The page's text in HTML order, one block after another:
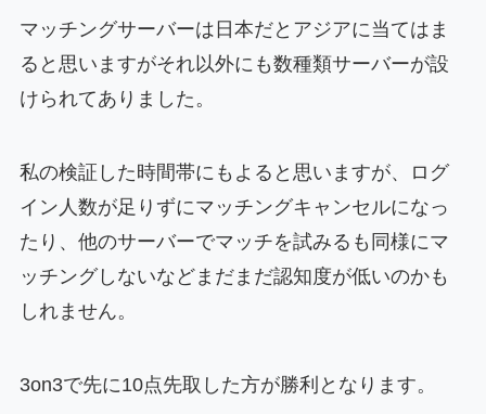
マッチングサーバーは日本だとアジアに当てはま
ると思いますがそれ以外にも数種類サーバーが設
けられてありました。
私の検証した時間帯にもよると思いますが、ログ
イン人数が足りずにマッチングキャンセルになっ
たり、他のサーバーでマッチを試みるも同様にマ
ッチングしないなどまだまだ認知度が低いのかも
しれません。
3on3で先に10点先取した方が勝利となります。